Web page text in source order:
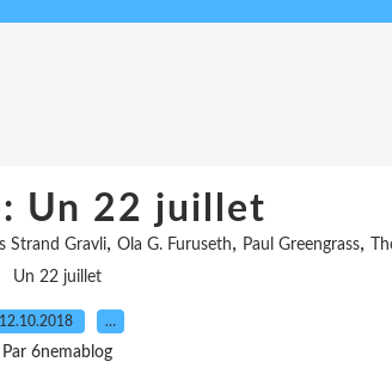
Un 22 juillet
Strand Gravli, Ola G. Furuseth, Paul Greengrass,
Un 22 juillet
12.10.2018 …
Par 6nemablog